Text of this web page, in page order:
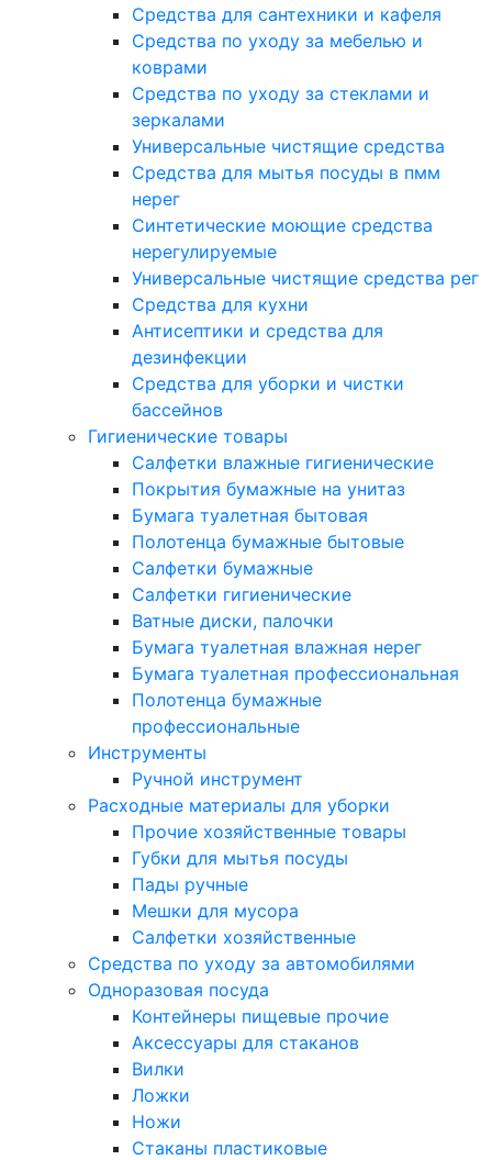
Средства для сантехники и кафеля
Средства по уходу за мебелью и
коврами
Средства по уходу за стеклами и
зеркалами
Универсальные чистящие средства
Средства для мытья посуды в пмм
нерег
Синтетические моющие средства
нерегулируемые
Универсальные чистящие средства рег
Средства для кухни
Антисептики и средства для
дезинфекции
Средства для уборки и чистки
бассейнов
Гигиенические товары
Салфетки влажные гигиенические
Покрытия бумажные на унитаз
Бумага туалетная бытовая
Полотенца бумажные бытовые
Салфетки бумажные
Салфетки гигиенические
Ватные диски, палочки
Бумага туалетная влажная нерег
Бумага туалетная профессиональная
Полотенца бумажные
профессиональные
Инструменты
Ручной инструмент
Расходные материалы для уборки
Прочие хозяйственные товары
Губки для мытья посуды
Пады ручные
Мешки для мусора
Салфетки хозяйственные
Средства по уходу за автомобилями
Одноразовая посуда
Контейнеры пищевые прочие
Аксессуары для стаканов
Вилки
Ложки
Ножи
Стаканы пластиковые